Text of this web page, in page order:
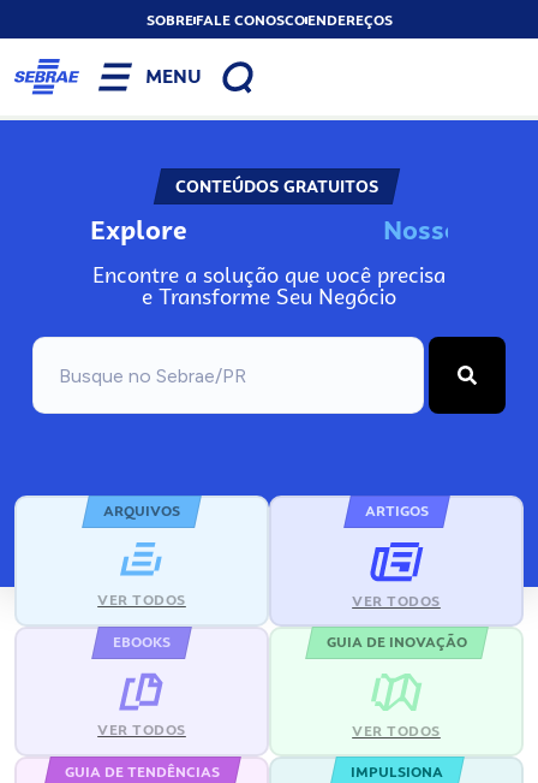
SOBREFALE CONOSCOENDEREÇOS
MENU
CONTEÚDOS GRATUITOS
Explore Nosso
Encontre a solução que você precisa
e Transforme Seu Negócio
ARQUIVOS
VER TODOS
ARTIGOS
VER TODOS
EBOOKS
VER TODOS
GUIA DE INOVAÇÃO
VER TODOS
GUIA DE TENDÊNCIAS IMPULSIONA